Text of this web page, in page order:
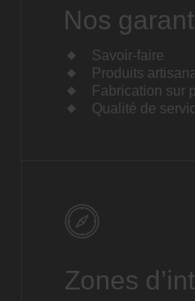
Nos
Savoir-faire
Produits
Fabrication sur
Qualité de
Zones